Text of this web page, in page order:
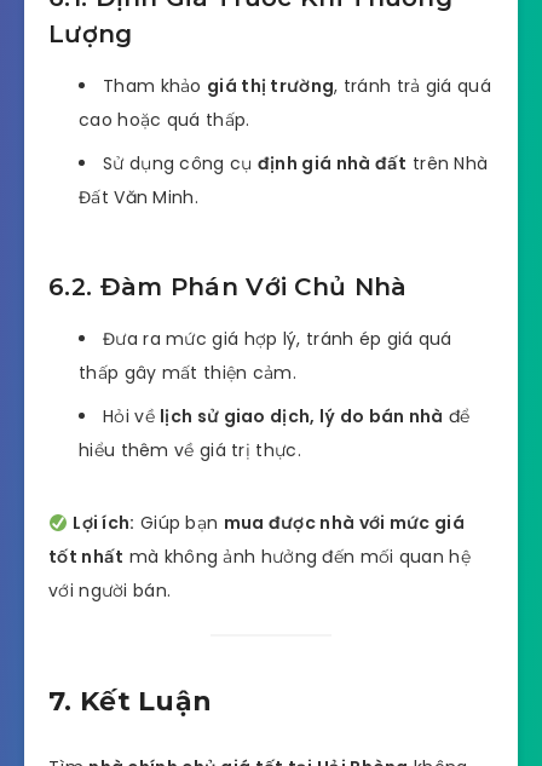
Lượng
Tham khảo giá thị trường, tránh trả giá quá
cao hoặc quá thấp.
Sử dụng công cụ định giá nhà đất trên Nhà
Đất Văn Minh.
6.2. Đàm Phán Với Chủ Nhà
Đưa ra mức giá hợp lý, tránh ép giá quá
thấp gây mất thiện cảm.
Hỏi về lịch sử giao dịch, lý do bán nhà để
hiểu thêm về giá trị thực.
Lợi ích: Giúp bạn mua được nhà với mức giá
tốt nhất mà không ảnh hưởng đến mối quan hệ
với người bán.
7. Kết Luận